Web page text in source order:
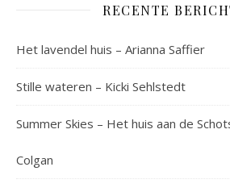
RECENTE
Het lavendel huis – Arianna Saffier
Stille wateren – Kicki Sehlstedt
Summer Skies – Het huis aan de
Colgan